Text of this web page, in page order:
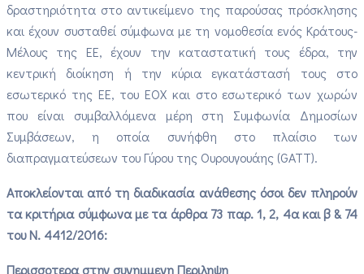
δραστηριότητα στο αντικείμενο της παρούσας πρόσκλησης
και έχουν συσταθεί σύμφωνα με τη νομοθεσία ενός Κράτους-
Μέλους της ΕΕ, έχουν την καταστατική τους έδρα, την
κεντρική διοίκηση ή την κύρια εγκατάστασή τους στο
εσωτερικό της ΕΕ, του ΕΟΧ και στο εσωτερικό των χωρών
που είναι συμβαλλόμενα μέρη στη Συμφωνία Δημοσίων
Συμβάσεων, η οποία συνήφθη στο πλαίσιο των
διαπραγματεύσεων του Γύρου της Ουρουγουάης (GATT).
Αποκλείονται από τη διαδικασία ανάθεσης όσοι δεν πληρούν
τα κριτήρια σύμφωνα με τα άρθρα 73 παρ. 1, 2, 4α και β & 74
του Ν. 4412/2016:
Περισσοτερα στην συνημμενη Περιληψη